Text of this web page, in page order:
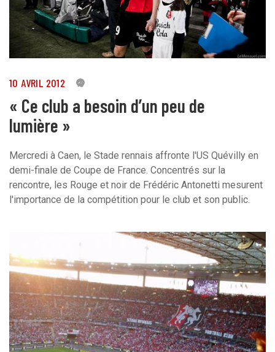
10 AVRIL 2012 5
« Ce club a besoin d’un peu de
lumière »
Mercredi à Caen, le Stade rennais affronte l'US Quévilly en
demi-finale de Coupe de France. Concentrés sur la
rencontre, les Rouge et noir de Frédéric Antonetti mesurent
l'importance de la compétition pour le club et son public.